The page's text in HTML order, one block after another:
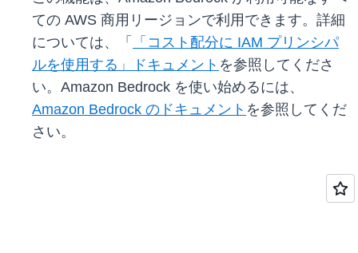
ての AWS 商用リージョンで利用できます。詳細
については、「
「コスト配分に IAM プリンシパ
ルを使用する」ドキュメント を参照してくださ
い。Amazon Bedrock を使い始めるには、
Amazon Bedrock のドキュメント を参照してくだ
さい。